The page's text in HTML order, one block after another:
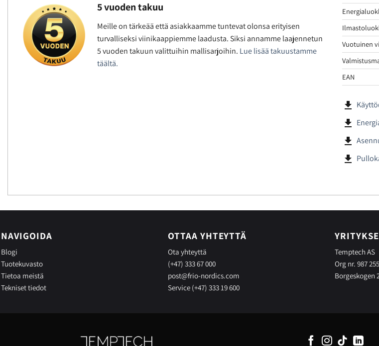
5 vuoden takuu
Meille on tärkeää että asiakkaamme tuntevat olonsa erityisen
turvalliseksi viinikaappiemme laadusta. Siksi annamme laajennetun
5 vuoden takuun valittuihin mallisarjoihin. Lue lisää takuustamme
täältä.
Vuotuinen
EAN
file_download
file_download
file_download
file_download
NAVIGOIDA
Blogi
Tuotekuvasto
Tietoa meistä
Tekniset tiedot
OTTAA YHTEYTTÄ
Ota yhteyttä
(+47) 333 67 000
post@frio-nordics.com
Service (+47) 333 19 600
Temptech AS
Org nr. 987
Borgeskogen